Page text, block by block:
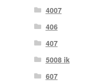
4007
406
407
5008 ik
607